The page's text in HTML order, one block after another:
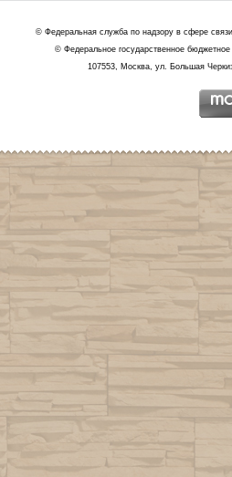
© Федеральная служба по надзору в сфере
© Федеральное государственное
107553, Москва, ул. Большая